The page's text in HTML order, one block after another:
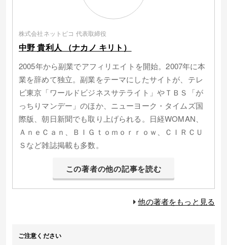
株式会社ネットピコ 代表取締役
中野 貴利人 （ナカノ キリト）
2005年から副業でアフィリエイトを開始。2007年に本
業を辞めて独立。副業をテーマにしたサイトが、テレ
ビ東京「ワールドビジネスサテライト」やＴＢＳ「が
っちりマンデー」のほか、ニューヨーク・タイムズ国
際版、朝日新聞でも取り上げられる。日経WOMAN、
ＡｎｅＣａｎ、ＢＩＧｔｏｍｏｒｒｏｗ、ＣＩＲＣＵ
Ｓなど雑誌掲載も多数。
この著者の他の記事を読む
他の著者をもっと見る
ご注意ください